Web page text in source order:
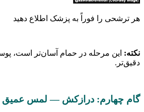
را فوراً به پزشک اطلاع دهید
مرحله در حمام آسان‌تر است، پوست
درازکش — لمس عمیق هر